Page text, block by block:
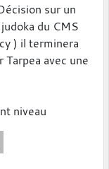
sur un
du CMS
) il terminera
avec une
niveau